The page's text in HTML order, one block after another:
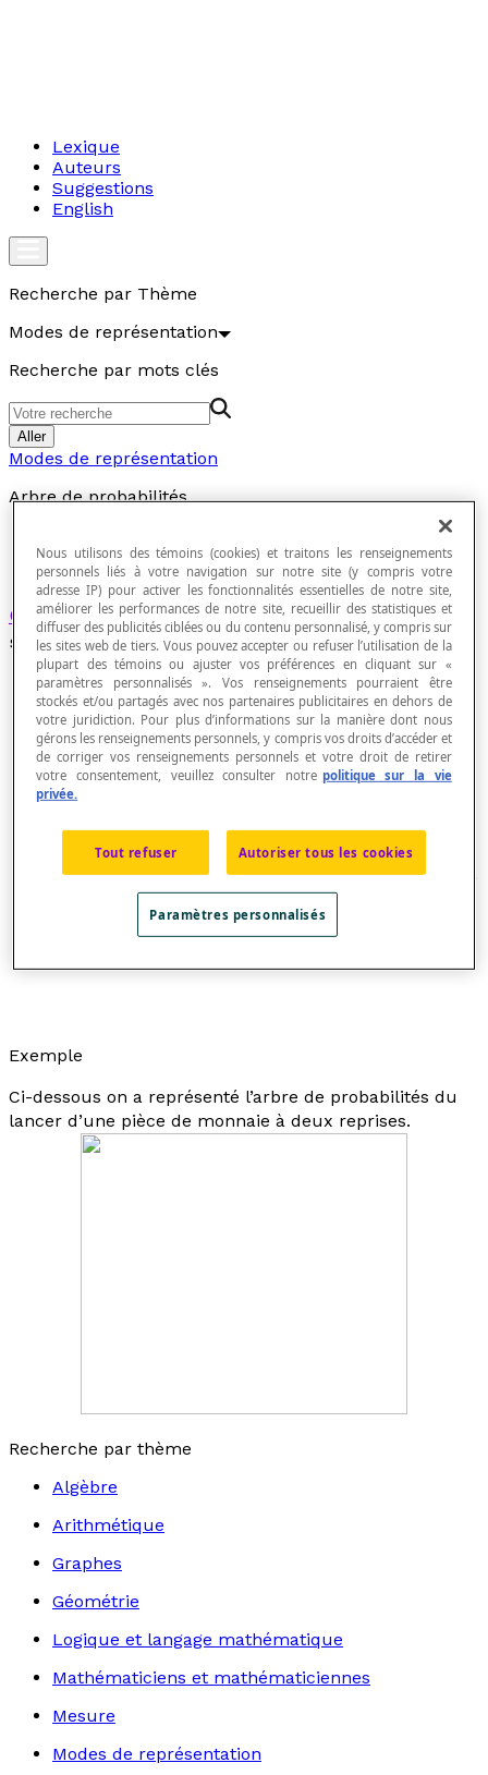
Lexique
Auteurs
Suggestions
English
Recherche par Thème
Modes de représentation
Recherche par mots clés
Aller
Modes de représentation
Arbre de probabilités
Grapheorienté et valué répondant aux règles
suivantes :
la somme des valeurs (probabilités) associées
aux arêtes issues d’un même sommet donne
1,
la probabilité d’un chemin est le produit des
probabilités associées aux arêtes qui le
la valeur de l’arête qui va du sommet S 1
sommet S
est laprobabilité conditionnelle
de
l’évènement S2sachant que l’évènement S
est déjà réalisé.
Exemple
Ci-dessous on a représenté l’arbre de probabilités du
lancer d’une pièce de monnaie à deux reprises.
Recherche par thème
Algèbre
Arithmétique
Graphes
Géométrie
Logique et langage mathématique
Mathématiciens et mathématiciennes
Mesure
Modes de représentation
Nous utilisons des témoins (cookies) et traitons les renseignements
personnels liés à votre navigation sur notre site (y compris votre
adresse IP) pour activer les fonctionnalités essentielles de notre site,
améliorer les performances de notre site, recueillir des statistiques et
diffuser des publicités ciblées ou du contenu personnalisé, y compris sur
les sites web de tiers. Vous pouvez accepter ou refuser l’utilisation de la
plupart des témoins ou ajuster vos préférences en cliquant sur «
paramètres personnalisés ». Vos renseignements pourraient être
stockés et/ou partagés avec nos partenaires publicitaires en dehors de
votre juridiction. Pour plus d’informations sur la manière dont nous
gérons les renseignements personnels, y compris vos droits d’accéder et
de corriger vos renseignements personnels et votre droit de retirer
votre consentement, veuillez consulter notre politique sur la vie
privée.
Tout refuser Autoriser tous les cookies
Paramètres personnalisés